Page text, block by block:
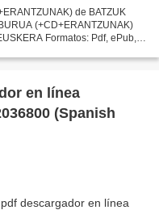
de BATZUK
(+CD+ERANTZUNAK)
Formatos: Pdf, ePub,
en línea
(Spanish